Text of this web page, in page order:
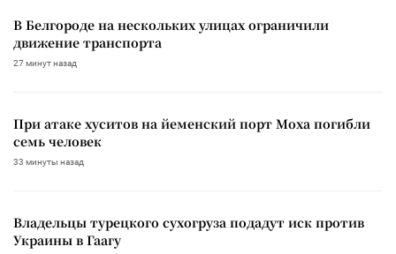
В Белгороде на нескольких улицах ограничили
движение транспорта
27 минут назад
При атаке хуситов на йеменский порт Моха погибли
семь человек
33 минуты назад
Владельцы турецкого сухогруза подадут иск против
Украины в Гаагу